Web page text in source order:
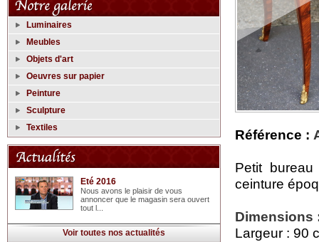
Luminaires
Meubles
Objets d'art
Oeuvres sur papier
Peinture
Sculpture
Textiles
Eté 2016
Nous avons le plaisir de vous
annoncer que le magasin sera ouvert
tout l...
Voir toutes nos actualités
Référence :
Petit
ceinture
Dimensions
Largeur : 90